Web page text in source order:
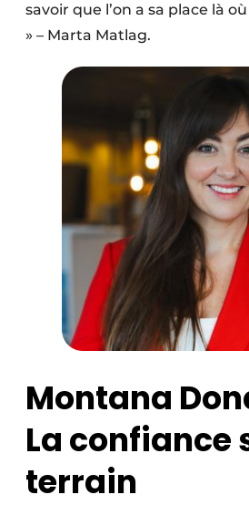
savoir que l’on a sa place là
» – Marta Matlag.
Montana
La confiance
terrain